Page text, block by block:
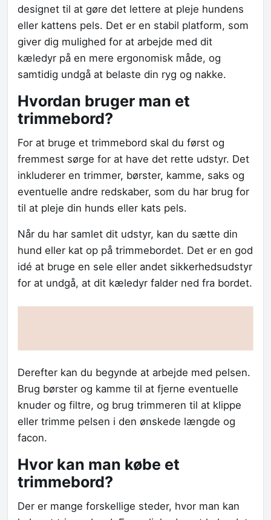
designet til at gøre det lettere at pleje hundens
eller kattens pels. Det er en stabil platform, som
giver dig mulighed for at arbejde med dit
kæledyr på en mere ergonomisk måde, og
samtidig undgå at belaste din ryg og nakke.
Hvordan bruger man et
trimmebord?
For at bruge et trimmebord skal du først og
fremmest sørge for at have det rette udstyr. Det
inkluderer en trimmer, børster, kamme, saks og
eventuelle andre redskaber, som du har brug for
til at pleje din hunds eller kats pels.
Når du har samlet dit udstyr, kan du sætte din
hund eller kat op på trimmebordet. Det er en god
idé at bruge en sele eller andet sikkerhedsudstyr
for at undgå, at dit kæledyr falder ned fra bordet.
Derefter kan du begynde at arbejde med pelsen.
Brug børster og kamme til at fjerne eventuelle
knuder og filtre, og brug trimmeren til at klippe
eller trimme pelsen i den ønskede længde og
facon.
Hvor kan man købe et
trimmebord?
Der er mange forskellige steder, hvor man kan